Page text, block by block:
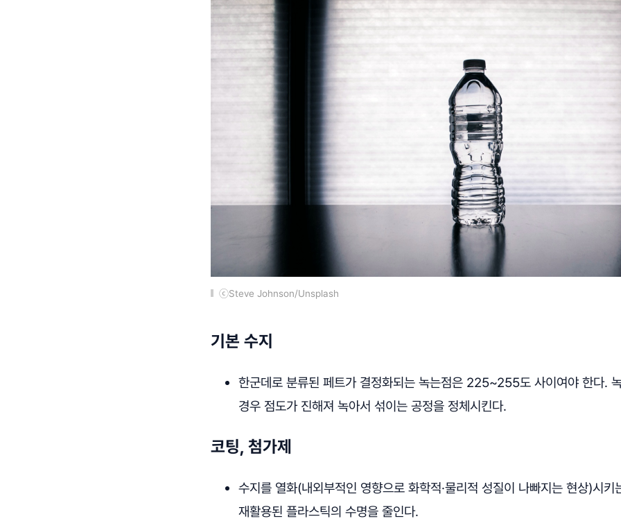
ⓒSteve Johnson/Unsplash
기본 수지
한군데로 분류된 페트가 결정화되는 녹는점은 225~255도 사이여야 한다.
경우 점도가 진해져 녹아서 섞이는 공정을 정체시킨다.
코팅, 첨가제
수지를 열화(내외부적인 영향으로 화학적·물리적 성질이 나빠지는 현상)시키
재활용된 플라스틱의 수명을 줄인다.